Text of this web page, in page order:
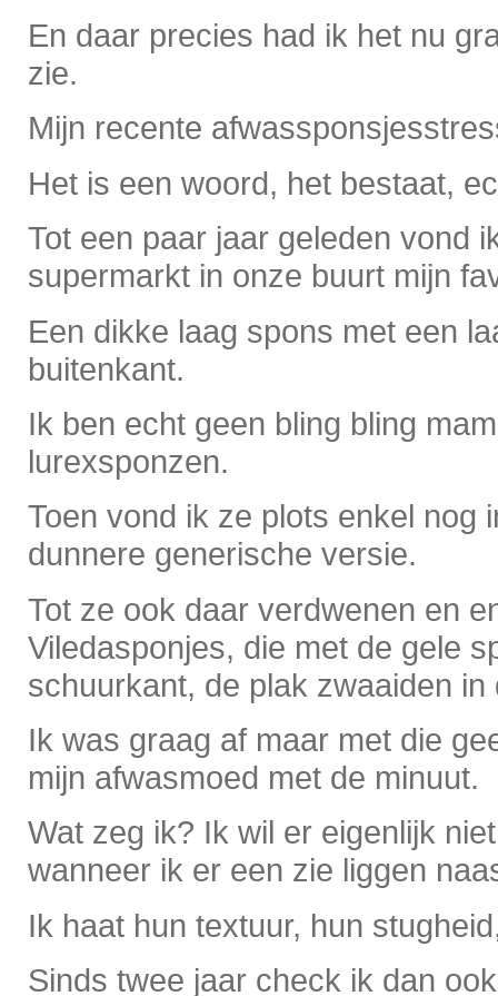
En daar precies had ik het nu
zie.
Mijn recente
Het is een woord, het bestaat,
Tot een paar jaar geleden vond
supermarkt in onze buurt mijn
Een dikke laag spons met een
buitenkant.
Ik ben echt geen bling bling
lurexsponzen.
Toen vond ik ze plots enkel nog
dunnere generische versie.
Tot ze ook daar verdwenen en
Viledasponjes, die met de gele
schuurkant, de plak zwaaiden
Ik was graag af maar met die
mijn afwasmoed met de minuut.
Wat zeg ik? Ik wil er eigenlijk
wanneer ik er een zie liggen
Ik haat hun textuur, hun
Sinds twee jaar check ik dan